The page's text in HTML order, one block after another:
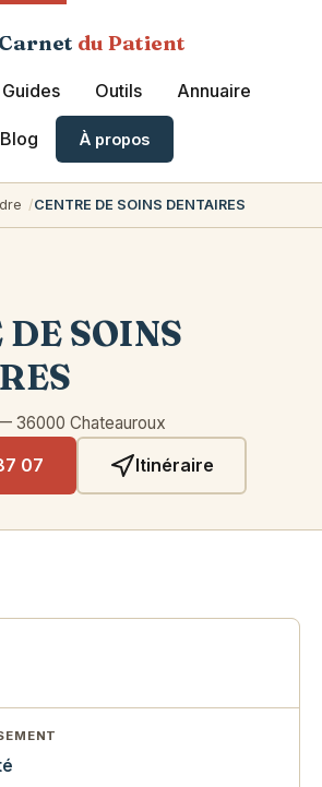
du Patient
Guides Outils Annuaire
Blog À propos
CENTRE DE SOINS DENTAIRES
DE SOINS
36000 Chateauroux
07 Itinéraire